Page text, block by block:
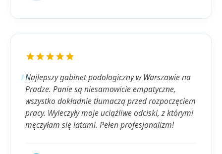
Najlepszy gabinet podologiczny w Warszawie na
Pradze. Panie są niesamowicie empatyczne,
wszystko dokładnie tłumaczą przed rozpoczęciem
pracy. Wyleczyły moje uciążliwe odciski, z którymi
męczyłam się latami. Pełen profesjonalizm!